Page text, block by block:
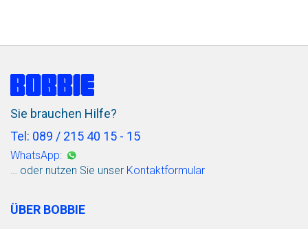
Sie brauchen Hilfe?
Tel: 089 / 215 40 15 - 15
WhatsApp:
… oder nutzen Sie unser Kontaktformular
ÜBER BOBBIE